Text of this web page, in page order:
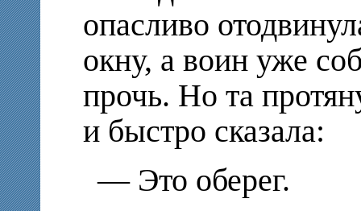
опасливо
окну, а воин уже
прочь. Но та
и быстро сказала:
— Это оберег.